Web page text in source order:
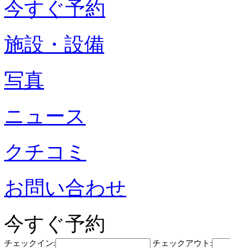
今すぐ予約
施設・設備
写真
ニュース
クチコミ
お問い合わせ
今すぐ予約
チェックイン: チェックアウト: